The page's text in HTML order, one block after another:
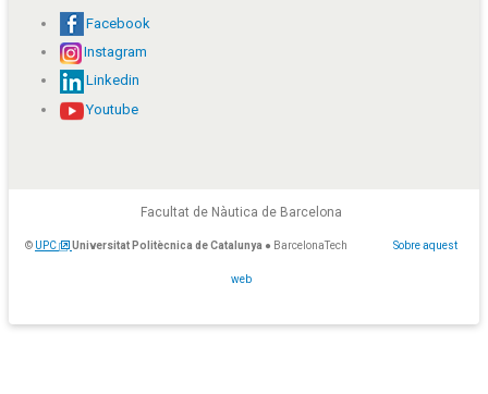
Facebook
Instagram
Linkedin
Youtube
Facultat de Nàutica de Barcelona
© UPC Universitat Politècnica de Catalunya ● BarcelonaTech Sobre aquest
web